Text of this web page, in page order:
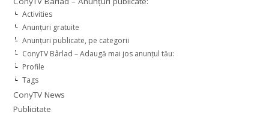
Activities
Anunțuri gratuite
Anunțuri publicate, pe categorii
ConyTV Bârlad – Adaugă mai jos anunțul tău:
Profile
Tags
ConyTV News
Publicitate